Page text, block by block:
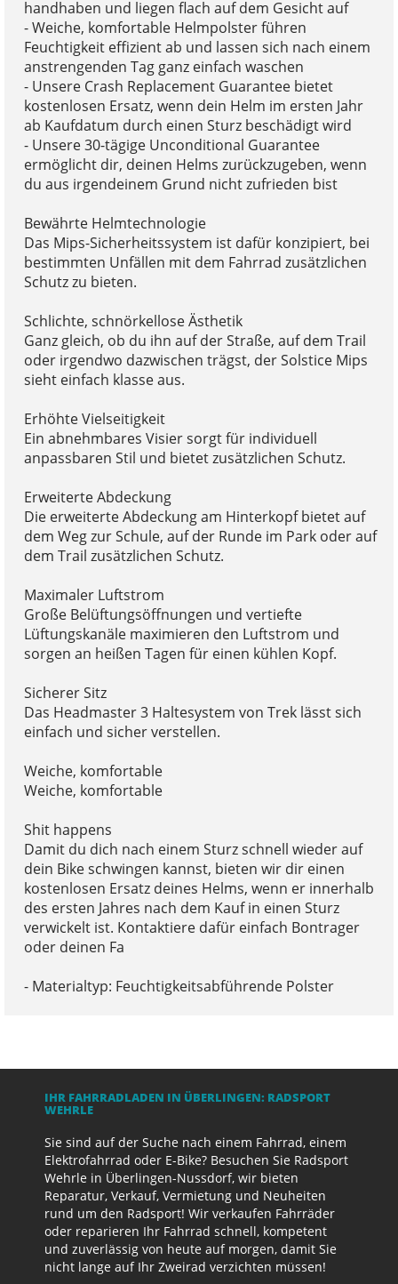
handhaben und liegen flach auf dem Gesicht auf
- Weiche, komfortable Helmpolster führen
Feuchtigkeit effizient ab und lassen sich nach einem
anstrengenden Tag ganz einfach waschen
- Unsere Crash Replacement Guarantee bietet
kostenlosen Ersatz, wenn dein Helm im ersten Jahr
ab Kaufdatum durch einen Sturz beschädigt wird
- Unsere 30-tägige Unconditional Guarantee
ermöglicht dir, deinen Helms zurückzugeben, wenn
du aus irgendeinem Grund nicht zufrieden bist
Bewährte Helmtechnologie
Das Mips-Sicherheitssystem ist dafür konzipiert, bei
bestimmten Unfällen mit dem Fahrrad zusätzlichen
Schutz zu bieten.
Schlichte, schnörkellose Ästhetik
Ganz gleich, ob du ihn auf der Straße, auf dem Trail
oder irgendwo dazwischen trägst, der Solstice Mips
sieht einfach klasse aus.
Erhöhte Vielseitigkeit
Ein abnehmbares Visier sorgt für individuell
anpassbaren Stil und bietet zusätzlichen Schutz.
Erweiterte Abdeckung
Die erweiterte Abdeckung am Hinterkopf bietet auf
dem Weg zur Schule, auf der Runde im Park oder auf
dem Trail zusätzlichen Schutz.
Maximaler Luftstrom
Große Belüftungsöffnungen und vertiefte
Lüftungskanäle maximieren den Luftstrom und
sorgen an heißen Tagen für einen kühlen Kopf.
Sicherer Sitz
Das Headmaster 3 Haltesystem von Trek lässt sich
einfach und sicher verstellen.
Weiche, komfortable
Weiche, komfortable
Shit happens
Damit du dich nach einem Sturz schnell wieder auf
dein Bike schwingen kannst, bieten wir dir einen
kostenlosen Ersatz deines Helms, wenn er innerhalb
des ersten Jahres nach dem Kauf in einen Sturz
verwickelt ist. Kontaktiere dafür einfach Bontrager
oder deinen Fa
- Materialtyp: Feuchtigkeitsabführende Polster
IHR FAHRRADLADEN IN ÜBERLINGEN: RADSPORT
WEHRLE
Sie sind auf der Suche nach einem Fahrrad, einem
Elektrofahrrad oder E-Bike? Besuchen Sie Radsport
Wehrle in Überlingen-Nussdorf, wir bieten
Reparatur, Verkauf, Vermietung und Neuheiten
rund um den Radsport! Wir verkaufen Fahrräder
oder reparieren Ihr Fahrrad schnell, kompetent
und zuverlässig von heute auf morgen, damit Sie
nicht lange auf Ihr Zweirad verzichten müssen!